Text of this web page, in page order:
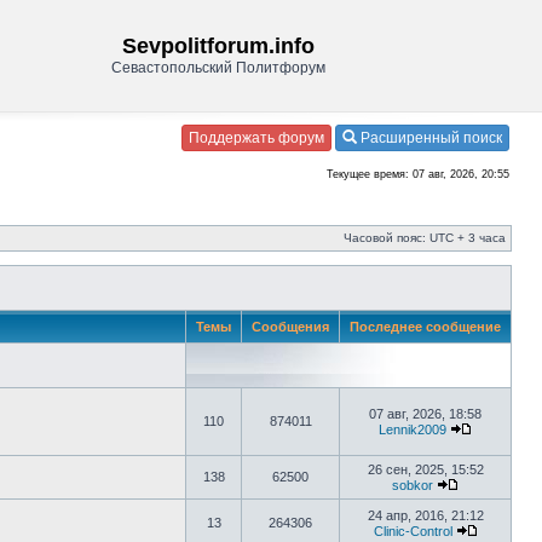
Sevpolitforum.info
Севастопольский Политфорум
Поддержать форум Расширенный поиск
Текущее время: 07 авг, 2026, 20:55
Часовой пояс: UTC + 3 часа
Темы Сообщения Последнее сообщение
110 874011
07 авг, 2026, 18:58
Lennik2009
138 62500
26 сен, 2025, 15:52
sobkor
13 264306
24 апр, 2016, 21:12
Clinic-Control